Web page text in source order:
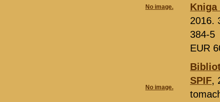
No image.
Kniga
2016.
384-5
EUR
No image.
SPIF,